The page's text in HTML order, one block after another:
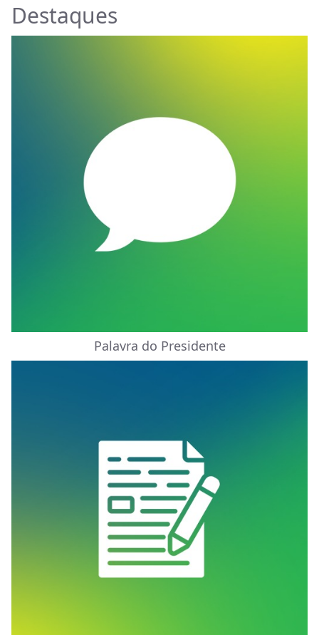
Destaques
Palavra do Presidente